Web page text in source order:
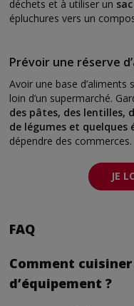
déchets et à utiliser un
épluchures vers un
Prévoir une réserve
Avoir une base
loin d’un supermarché.
des pâtes, des lentilles,
de légumes et quelques
dépendre des commerces.
JE
FAQ
Comment
d’équipement ?